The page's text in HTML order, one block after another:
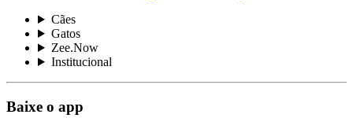
Cães
Gatos
Zee.Now
Institucional
Baixe o app